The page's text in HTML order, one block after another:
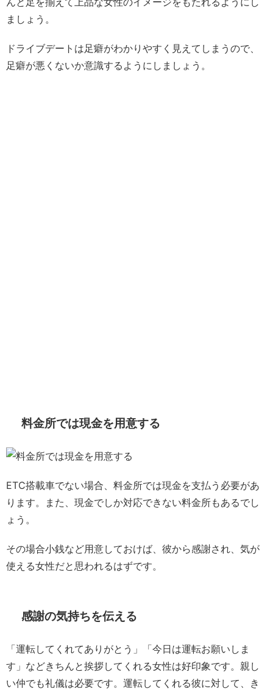
ましょう。
ドライブデートは足癖がわかりやすく見えてしまうので、
足癖が悪くないか意識するようにしましょう。
料金所では現金を用意する
ETC搭載車でない場合、料金所では現金を支払う必要があ
ります。また、現金でしか対応できない料金所もあるでし
ょう。
その場合小銭など用意しておけば、彼から感謝され、気が
使える女性だと思われるはずです。
感謝の気持ちを伝える
「運転してくれてありがとう」「今日は運転お願いしま
す」などきちんと挨拶してくれる女性は好印象です。親し
い仲でも礼儀は必要です。運転してくれる彼に対して、き